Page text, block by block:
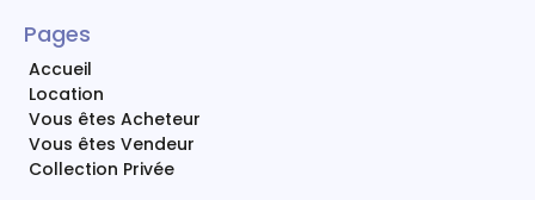
Pages
Accueil
Location
Vous êtes Acheteur
Vous êtes Vendeur
Collection Privée